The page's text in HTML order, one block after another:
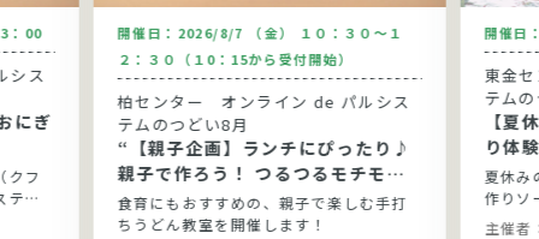
：00
シス
にぎ
クフ
テム
開催日： 2026/8/7 （金） １０：３０～１
２：３０（１0：15から受付開始）
柏センター オンライン de パルシス
テムのつどい8月
“【親子企画】ランチにぴったり♪
親子で作ろう！ つるつるモチモチ
手打ちうどん”
食育にもおすすめの、親子で楽しむ手打
ちうどん教室を開催します！
開催日
東金セ
テム
【夏
り体
夏休み
作りソ
主催者